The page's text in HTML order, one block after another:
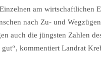
am wirtschaftlichen
nach Zu- und
auch die jüngsten Zahlen
kommentiert Landrat